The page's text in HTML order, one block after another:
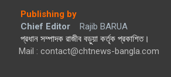
Publishing by
Chief Editor
Rajib BARUA
প্রধান সম্পাদক রাজীব বড়ুয়া কর্তৃক প্রকাশিত।
Mail : contact@chtnews-bangla.com